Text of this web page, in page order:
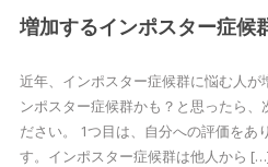
増加するインポスター症候
近年、インポスター症候群に悩む人が
ンポスター症候群かも？と思ったら、
ださい。 1つ目は、自分への評価をあ
す。インポスター症候群は他人から